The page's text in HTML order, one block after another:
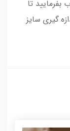
بفرمایید تا
گیری سایز